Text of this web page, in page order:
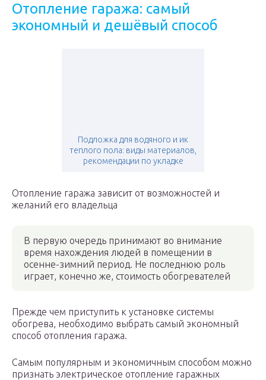
Отопление гаража: самый
экономный и дешёвый способ
Подложка для водяного и ик
теплого пола: виды материалов,
рекомендации по укладке
Отопление гаража зависит от возможностей и
желаний его владельца
В первую очередь принимают во внимание
время нахождения людей в помещении в
осенне-зимний период. Не последнюю роль
играет, конечно же, стоимость обогревателей
Прежде чем приступить к установке системы
обогрева, необходимо выбрать самый экономный
способ отопления гаража.
Самым популярным и экономичным способом можно
признать электрическое отопление гаражных